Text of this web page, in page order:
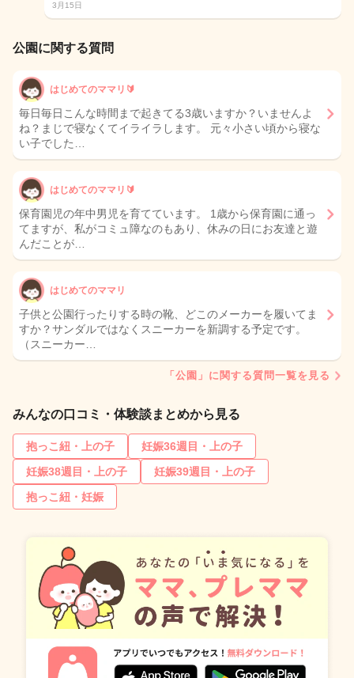
3月15日
公園に関する質問
はじめてのママリ🔰
毎日毎日こんな時間まで起きてる3歳いますか？いませんよ
ね？まじで寝なくてイライラします。 元々小さい頃から寝な
い子でした…
はじめてのママリ🔰
保育園児の年中男児を育てています。 1歳から保育園に通っ
てますが、私がコミュ障なのもあり、休みの日にお友達と遊
んだことが…
はじめてのママリ
子供と公園行ったりする時の靴、どこのメーカーを履いてま
すか？サンダルではなくスニーカーを新調する予定です。
（スニーカー…
「公園」に関する質問一覧を見る
みんなの口コミ・体験談まとめから見る
抱っこ紐・上の子
妊娠36週目・上の子
妊娠38週目・上の子
妊娠39週目・上の子
抱っこ紐・妊娠